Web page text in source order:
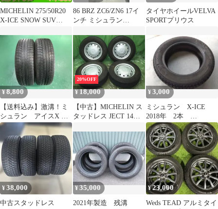
MICHELIN 275/50R20
X-ICE SNOW SUV
86 BRZ ZC6/ZN6 17イ
ンチ ミシュラン
タイヤホイールVELVA
SPORTプリウス
¥8,800
【送料込み】激溝！ミ
シュラン アイスX XI2
235/65R18 中古2本
20%OFF
¥18,000
【中古】MICHELIN ス
タッドレス JECT 14イ
¥3,000
ミシュラン X-ICE
2018年 2本
185/60R15 ②
¥38,000
中古スタッドレス
¥35,000
2021年製造 残溝
¥23,000
Weds TEAD アルミタイ